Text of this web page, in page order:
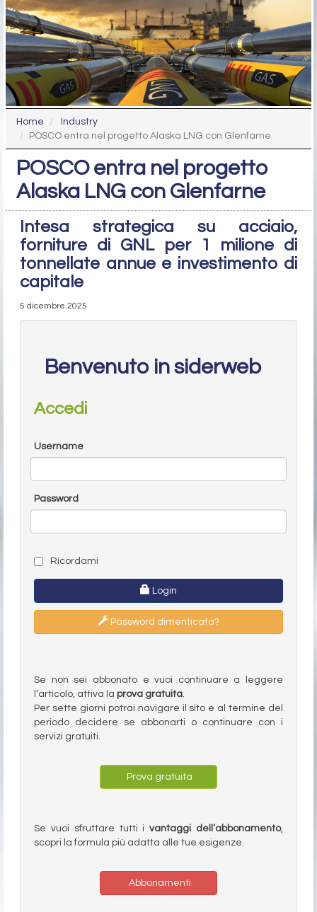
Home
Industry
POSCO entra nel progetto Alaska LNG con Glenfarne
POSCO entra nel progetto
Alaska LNG con Glenfarne
Intesa strategica su acciaio,
forniture di GNL per 1 milione di
tonnellate annue e investimento di
capitale
5 dicembre 2025
Benvenuto in siderweb
Accedi
Username
Password
Ricordami
Login
Password dimenticata?
Se non sei abbonato e vuoi continuare a leggere
l’articolo, attiva la prova gratuita.
Per sette giorni potrai navigare il sito e al termine del
periodo decidere se abbonarti o continuare con i
servizi gratuiti.
Prova gratuita
Se vuoi sfruttare tutti ivantaggi dell’abbonamento,
scopri la formula più adatta alle tue esigenze.
Abbonamenti